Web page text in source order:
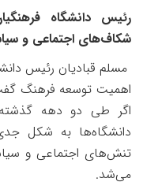
رئیس دانشگاه
شکاف‌های اجتماعی و
مسلم قبادیان رئیس
اهمیت توسعه فرهنگ
اگر طی دو دهه گذشته
دانشگاه‌ها به شکل
تنش‌های اجتماعی و
می‌شد.